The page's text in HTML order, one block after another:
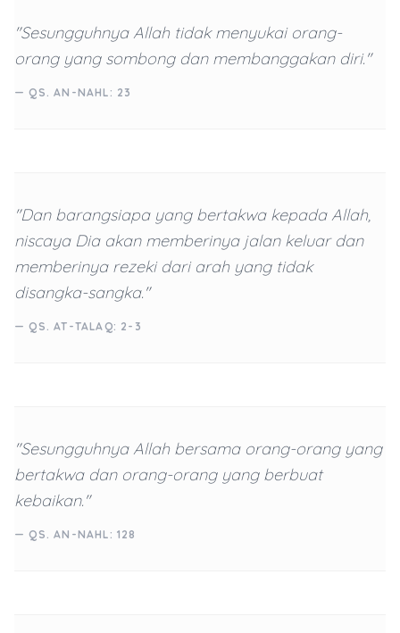
"Sesungguhnya Allah tidak menyukai orang-
orang yang sombong dan membanggakan diri."
— QS. AN-NAHL: 23
"Dan barangsiapa yang bertakwa kepada Allah,
niscaya Dia akan memberinya jalan keluar dan
memberinya rezeki dari arah yang tidak
disangka-sangka."
— QS. AT-TALAQ: 2-3
"Sesungguhnya Allah bersama orang-orang yang
bertakwa dan orang-orang yang berbuat
kebaikan."
— QS. AN-NAHL: 128